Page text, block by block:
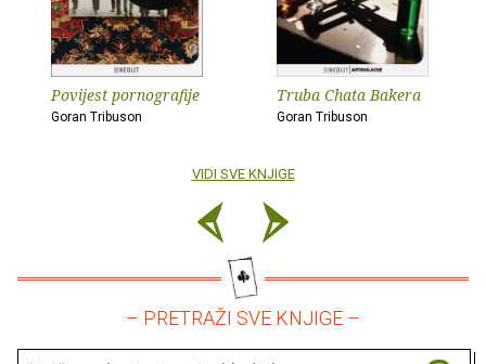
Povijest pornografije
Goran Tribuson
Truba Chata Bakera
Goran Tribuson
VIDI SVE KNJIGE
– PRETRAŽI SVE KNJIGE –